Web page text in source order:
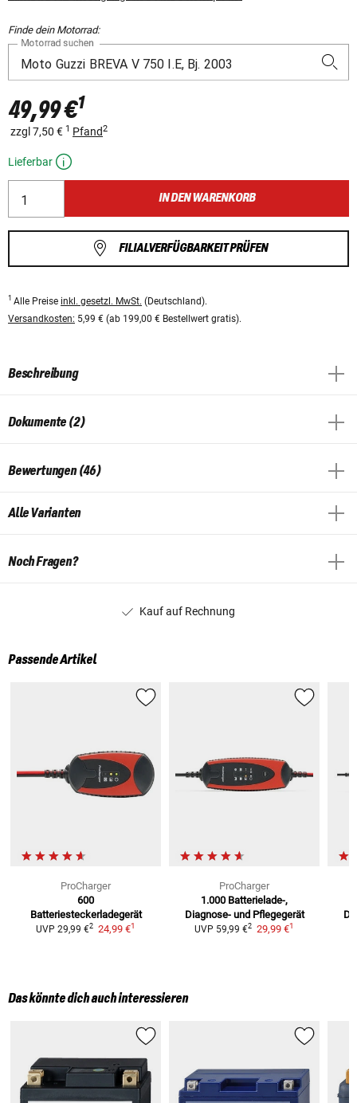
Finde dein Motorrad:
Motorrad suchen
49,99 €1
zzgl 7,50 € 1 Pfand2
Lieferbar
IN DEN WARENKORB
FILIALVERFÜGBARKEIT PRÜFEN
1 Alle Preise inkl. gesetzl. MwSt. (Deutschland).
Versandkosten: 5,99 € (ab 199,00 € Bestellwert gratis).
Beschreibung
Dokumente (2)
Bewertungen (46)
Alle Varianten
Noch Fragen?
Kauf auf Rechnung
Passende Artikel
ProCharger
600
Batteriesteckerladegerät
UVP 29,99 €2 24,99 €1
ProCharger
1.000 Batterielade-,
Diagnose- und Pflegegerät
UVP 59,99 €2 29,99 €1
Das könnte dich auch interessieren